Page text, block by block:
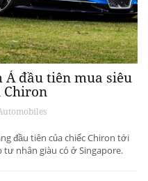
đầu tiên mua siêu
Chiron
đầu tiên của chiếc Chiron tới
nhân giàu có ở Singapore.